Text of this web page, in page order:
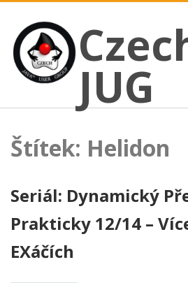
content
Czech
CZECH JAVA USER GROUP
JUG
Štítek: Helidon
Seriál: Dynamický
Prakticky 12/14 –
EXáčích